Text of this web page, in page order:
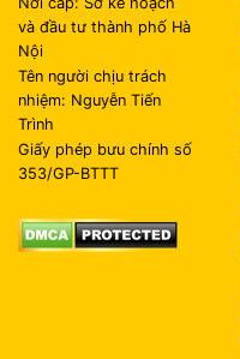
và đầu tư thành phố Hà
Nội
Tên người chịu trách
nhiệm: Nguyễn Tiến
Trình
Giấy phép bưu chính số
353/GP-BTTT